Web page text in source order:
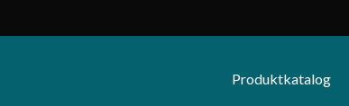
Produktkatalog